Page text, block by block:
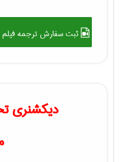
ثبت سفارش ترجمه فیلم
دیکشنری